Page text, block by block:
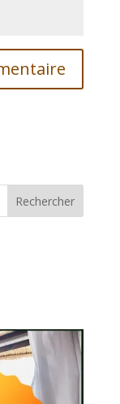
Rechercher